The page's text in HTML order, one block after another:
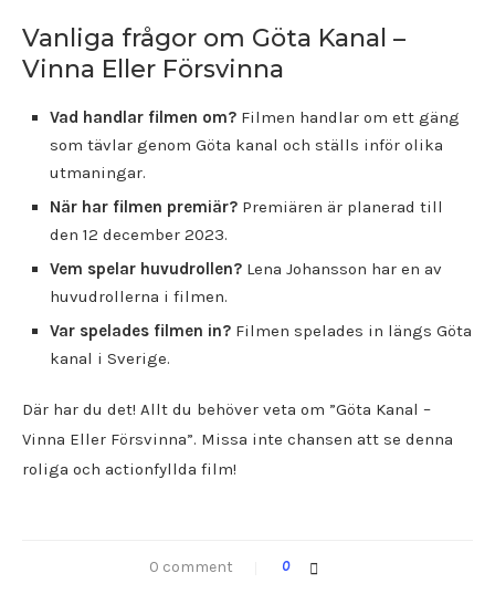
Vanliga frågor om Göta Kanal –
Vinna Eller Försvinna
Vad handlar filmen om? Filmen handlar om ett gäng
som tävlar genom Göta kanal och ställs inför olika
utmaningar.
När har filmen premiär? Premiären är planerad till
den 12 december 2023.
Vem spelar huvudrollen? Lena Johansson har en av
huvudrollerna i filmen.
Var spelades filmen in? Filmen spelades in längs Göta
kanal i Sverige.
Där har du det! Allt du behöver veta om ”Göta Kanal –
Vinna Eller Försvinna”. Missa inte chansen att se denna
roliga och actionfyllda film!
0 comment 0